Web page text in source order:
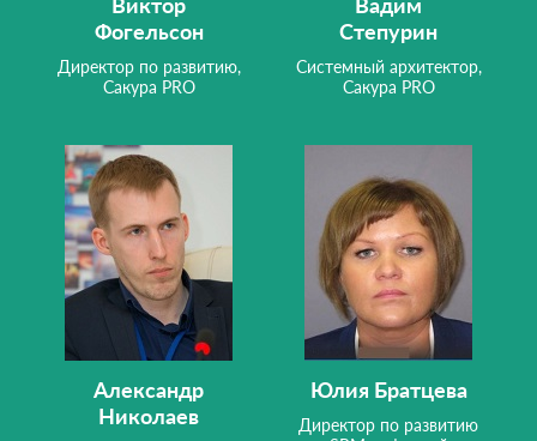
Фогельсон
Директор по развитию,
Сакура PRO
Степурин
Системный архитектор,
Сакура PRO
Александр
Николаев
Юлия Братцева
Директор по развитию